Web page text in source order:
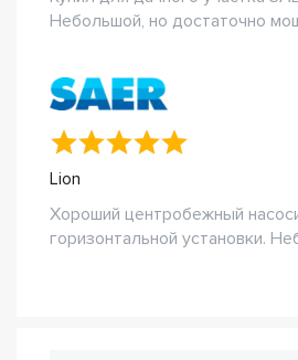
Небольшой, но достаточно
Lion
Хороший центробежный
горизонтальной установки.